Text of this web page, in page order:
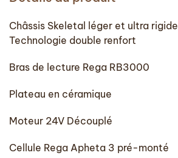
Châssis Skeletal léger et ultra rigide
Technologie double renfort
Bras de lecture Rega RB3000
Plateau en céramique
Moteur 24V Découplé
Cellule Rega Apheta 3 pré-monté